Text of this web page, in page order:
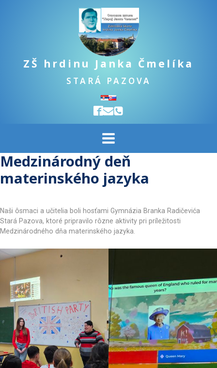
ZŠ hrdinu Janka Čmelíka
STARÁ PAZOVA
Medzinárodný deň
materinského jazyka
Naši ôsmaci a učitelia boli hosťami Gymnázia Branka Radičevića
Stará Pazova, ktoré pripravilo rôzne aktivity pri príležitosti
Medzinárodného dňa materinského jazyka.